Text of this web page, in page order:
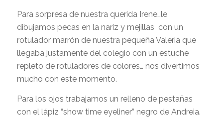
Para sorpresa de nuestra querida Irene…le
dibujamos pecas en la nariz y mejillas con un
rotulador marrón de nuestra pequeña Valeria que
llegaba justamente del colegio con un estuche
repleto de rotuladores de colores… nos divertimos
mucho con este momento.
Para los ojos trabajamos un relleno de pestañas
con el lápiz “show time eyeliner” negro de Andreia.